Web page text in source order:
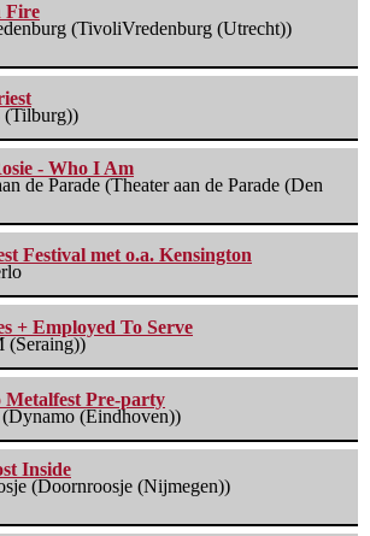
Fire
(TivoliVredenburg (Utrecht))
(Tilburg))
- Who I Am
de Parade (Theater aan de Parade (Den
Festival met o.a. Kensington
+ Employed To Serve
(Seraing))
Metalfest Pre-party
(Eindhoven))
Inside
(Doornroosje (Nijmegen))